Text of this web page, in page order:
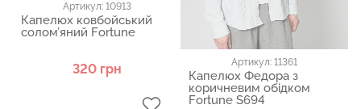
Артикул: 10913
Капелюх ковбойський
солом’яний Fortune
320 грн Артикул: 11361
Капелюх Федора з
коричневим обідком
Fortune S694